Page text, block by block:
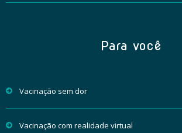
Para você
Vacinação sem dor
Vacinação com realidade virtual